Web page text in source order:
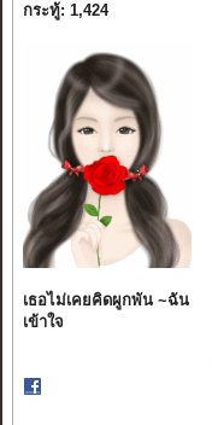
กระทู้: 1,424
เธอไม่เคยคิดผูกพัน ~ฉัน
เข้าใจ